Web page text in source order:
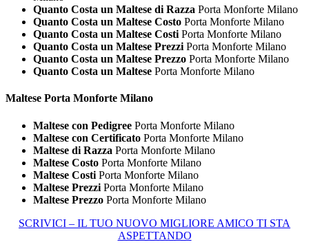
Quanto Costa un Maltese di Razza Porta Monforte Milano
Quanto Costa un Maltese Costo Porta Monforte Milano
Quanto Costa un Maltese Costi Porta Monforte Milano
Quanto Costa un Maltese Prezzi Porta Monforte Milano
Quanto Costa un Maltese Prezzo Porta Monforte Milano
Quanto Costa un Maltese Porta Monforte Milano
Maltese Porta Monforte Milano
Maltese con Pedigree Porta Monforte Milano
Maltese con Certificato Porta Monforte Milano
Maltese di Razza Porta Monforte Milano
Maltese Costo Porta Monforte Milano
Maltese Costi Porta Monforte Milano
Maltese Prezzi Porta Monforte Milano
Maltese Prezzo Porta Monforte Milano
SCRIVICI – IL TUO NUOVO MIGLIORE AMICO TI STA
ASPETTANDO